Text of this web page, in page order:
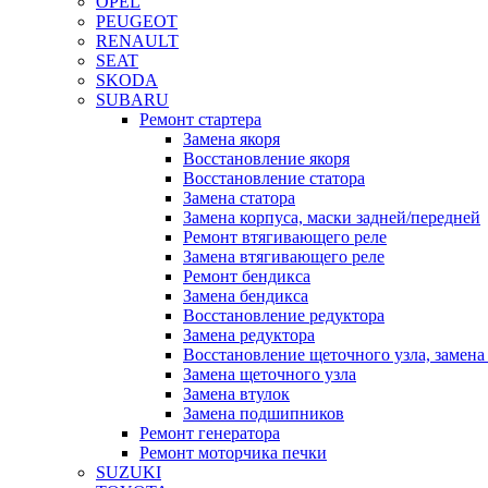
PEUGEOT
RENAULT
SEAT
SKODA
SUBARU
Ремонт стартера
Замена якоря
Восстановление якоря
Восстановление статора
Замена статора
Замена корпуса, маски задней/передней
Ремонт втягивающего реле
Замена втягивающего реле
Ремонт бендикса
Замена бендикса
Восстановление редуктора
Замена редуктора
Восстановление щеточного узла,
Замена щеточного узла
Замена втулок
Замена подшипников
Ремонт генератора
Ремонт моторчика печки
SUZUKI